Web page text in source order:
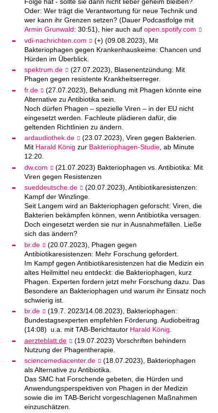
Folge hat - sollte sie dann nicht lieber geheim bleiben?
Oder: Wer trägt die Verantwortung für neue Technik und
wer kann ihr Grenzen setzen? (Dauer Podcastfolge mit
Armin Grunwald: 30:51), hier auch auf open.spotify.com
vdi-nachrichten.com
(+) (09.08.2023), Mit
Bakteriophagen gegen Krankenhauskeime: Chancen und
Hürden im Überblick.
spektrum.de
(27.07.2023), Blasenentzündung: Mit
Phagen gegen resistente Krankheitserreger.
fr.de
(27.07.2023), Behandlung mit Phagen könnte eine
Alternative zu Antibiotika sein.
Noch dürfen Phagen – spezielle Viren – in der EU nicht
eingesetzt werden. Fachleute plädieren dafür, die
geltenden Richtlinien zu ändern.
ardaudiothek.de
(23.07.2023), Viren gegen Bakterien.
Mit Harald König zur Bakteriophagen-Studie, ab Minute
12:20.
dw.com
(21.07.2023) Bakteriophagen vs. Antibiotika: Mit
Viren gegen Resistenzen
sueddeutsche.de
(20.07.2023), Antibiotikaresistenzen:
Kampf der Winzlinge.
Seit Langem wird an Bakteriophagen geforscht: Viren, die
Bakterien bekämpfen können, wenn Antibiotika versagen.
Doch eingesetzt werden sie nur in Ausnahmefällen. Ließe
sich das ändern?
br.de
(20.07.2023), Phagen gegen
Antibiotikaresistenzen: Mehr Forschung gefordert.
Im Kampf gegen Antibiotikaresistenzen hat die Medizin ein
altes Heilmittel neu entdeckt: die Bakteriophagen, kurz
Phagen. Experten fordern jetzt mehr Forschung dazu. Das
Besondere an Bakteriophagen und warum ihr Einsatz noch
schwierig ist.
br.de
(19.7. 2023/14.08.2023), Bakteriophagen:
Bundestagsexperten empfehlen Förderung. Audiobeitrag
(14:08) u.a. mit TAB-Berichtautor Harald König.
aerzteblatt.de
(19.07.2023) Vorschriften behindern
Nutzung der Phagentherapie.
sciencemediacenter.de
(18.07.2023), Bakteriophagen
als Alternative zu Antibiotika.
Das SMC hat Forschende gebeten, die Hürden und
Anwendungsperspektiven von Phagen in der Medizin
sowie die im TAB-Bericht vorgeschlagenen Maßnahmen
einzuschätzen.